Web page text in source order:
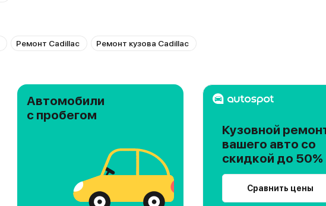
Ремонт Cadillac Ремонт кузова Cadillac
Автомобили
с пробегом
Кузовной
вашего авто со
скидкой до 50%
Сравнить цены